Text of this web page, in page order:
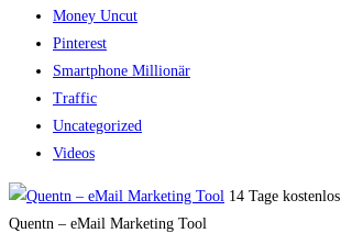
Money Uncut
Pinterest
Smartphone Millionär
Traffic
Uncategorized
Videos
14 Tage kostenlos
Quentn – eMail Marketing Tool